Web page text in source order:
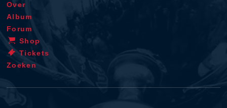
Over
Album
Forum
Shop
Tickets
Zoeken